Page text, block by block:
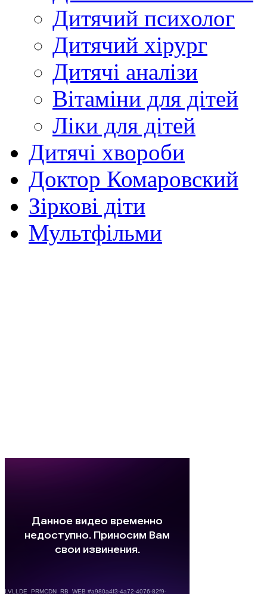
Дитячий психолог
Дитячий хірург
Дитячі аналізи
Вітаміни для дітей
Ліки для дітей
Дитячі хвороби
Доктор Комаровский
Зіркові діти
Мультфільми